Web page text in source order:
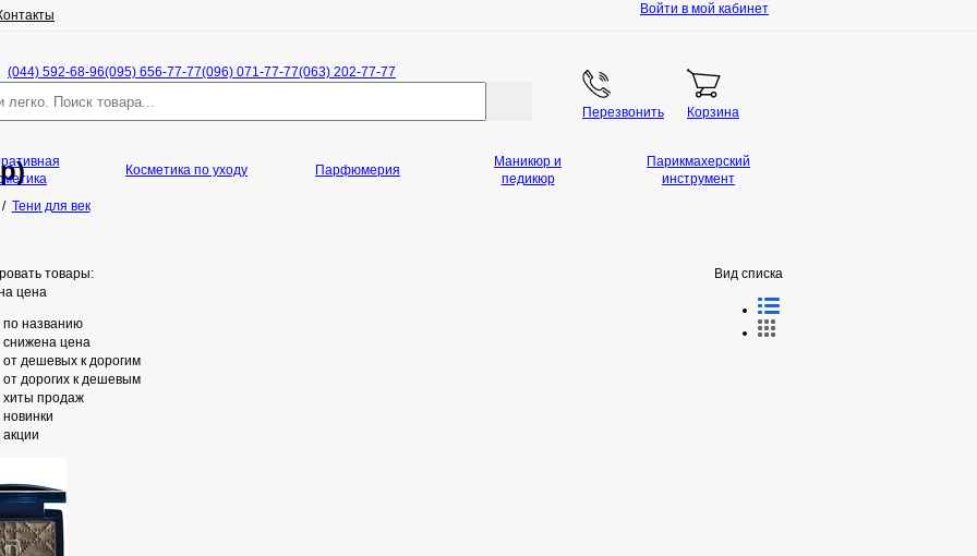
Войти в мой кабинет
(044) 592-68-96(095) 656-77-77(096) 071-77-77(063) 202-77-77
Перезвонить Корзина
Тени для век
Вид списка
товары:
цена
по названию
снижена цена
от дешевых к дорогим
от дорогих к дешевым
хиты продаж
новинки
акции
Косметика по уходу Парфюмерия
Маникюр и
педикюр
Парикмахерский
инструмент